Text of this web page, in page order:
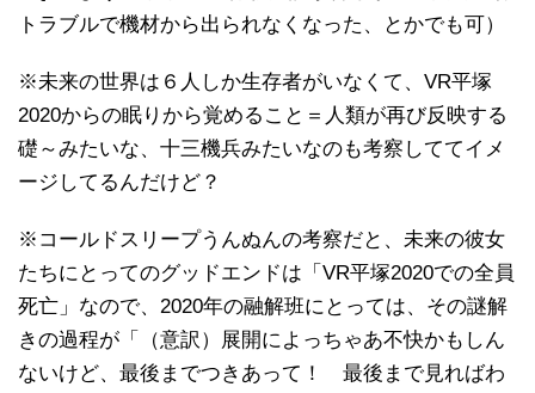
トラブルで機材から出られなくなった、とかでも可）
※未来の世界は６人しか生存者がいなくて、VR平塚
2020からの眠りから覚めること＝人類が再び反映する
礎～みたいな、十三機兵みたいなのも考察しててイメ
ージしてるんだけど？
※コールドスリープうんぬんの考察だと、未来の彼女
たちにとってのグッドエンドは「VR平塚2020での全員
死亡」なので、2020年の融解班にとっては、その謎解
きの過程が「（意訳）展開によっちゃあ不快かもしん
ないけど、最後までつきあって！ 最後まで見ればわ